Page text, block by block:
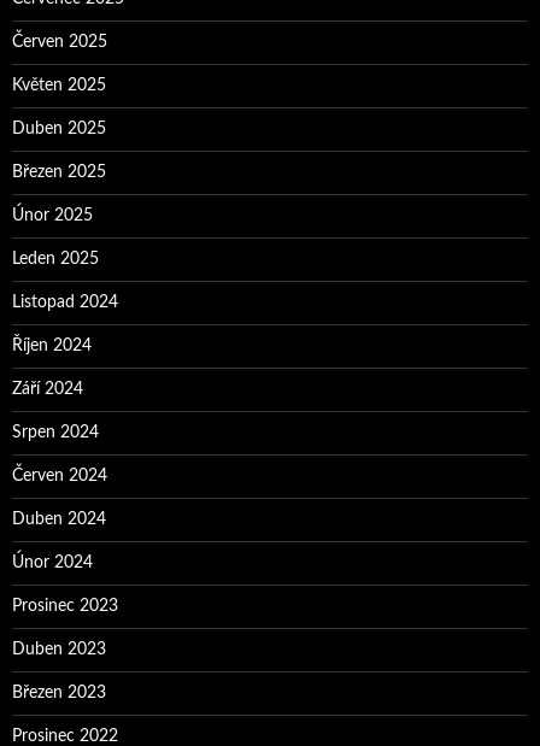
Červen 2025
Květen 2025
Duben 2025
Březen 2025
Únor 2025
Leden 2025
Listopad 2024
Říjen 2024
Září 2024
Srpen 2024
Červen 2024
Duben 2024
Únor 2024
Prosinec 2023
Duben 2023
Březen 2023
Prosinec 2022